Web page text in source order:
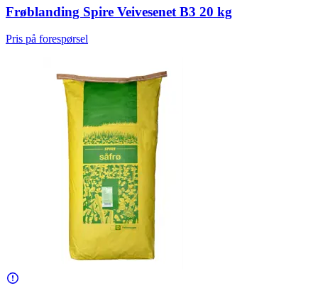
Frøblanding Spire Veivesenet B3 20 kg
Pris på forespørsel